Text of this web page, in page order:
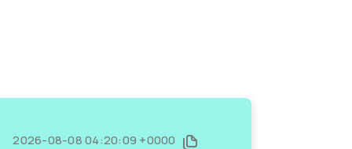
2026-08-08 04:20:09 +0000